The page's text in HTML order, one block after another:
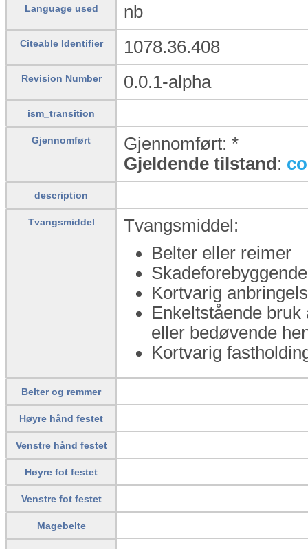
Language used nb
Citeable Identifier 1078.36.408
Revision Number 0.0.1-alpha
ism_transition
Gjennomført
Gjennomført: *
Gjeldende tilstand:
description
Tvangsmiddel
Tvangsmiddel:
Belter eller reimer
Kortvarig
Enkeltstående
eller bedøvende
Kortvarig
Belter og remmer
Høyre hånd festet
Venstre hånd festet
Høyre fot festet
Venstre fot festet
Magebelte